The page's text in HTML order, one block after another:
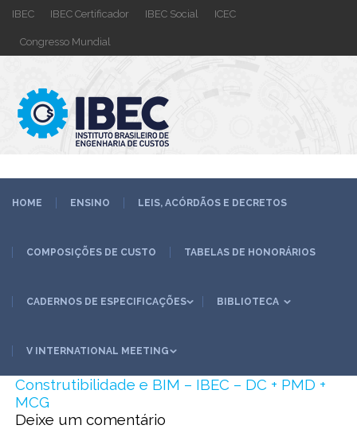
IBEC IBEC Certificador IBEC Social ICEC
Congresso Mundial
HOME ENSINO LEIS, ACÓRDÃOS E DECRETOS
COMPOSIÇÕES DE CUSTO TABELAS DE HONORÁRIOS
CADERNOS DE ESPECIFICAÇÕES BIBLIOTECA
V INTERNATIONAL MEETING
Construtibilidade e BIM – IBEC – DC + PMD +
MCG
Deixe um comentário